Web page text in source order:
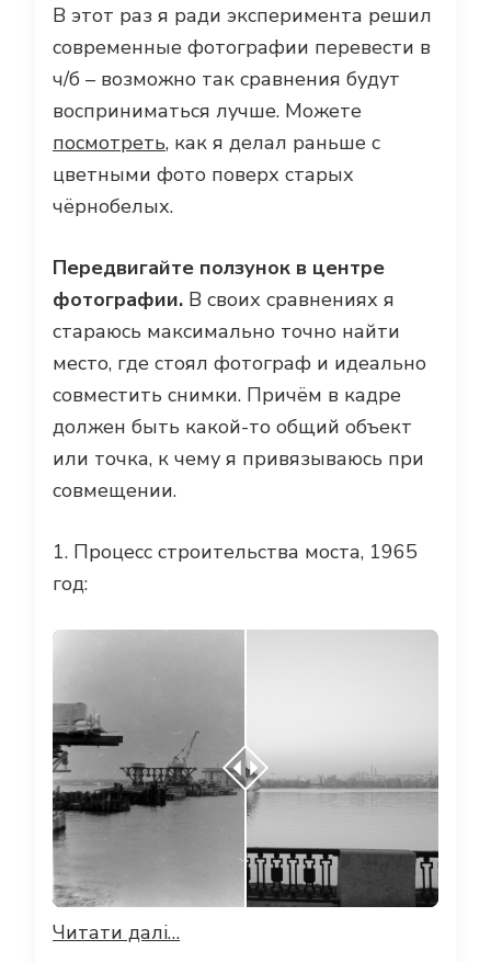
В этот раз я ради эксперимента решил
современные фотографии перевести в
ч/б – возможно так сравнения будут
восприниматься лучше. Можете
посмотреть, как я делал раньше с
цветными фото поверх старых
чёрнобелых.
Передвигайте ползунок в центре
фотографии. В своих сравнениях я
стараюсь максимально точно найти
место, где стоял фотограф и идеально
совместить снимки. Причём в кадре
должен быть какой-то общий объект
или точка, к чему я привязываюсь при
совмещении.
1. Процесс строительства моста, 1965
год:
Читати далі…